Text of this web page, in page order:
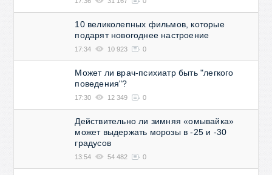
10 великолепных фильмов, которые
подарят новогоднее настроение
17:34 10 923 0
Может ли врач-психиатр быть "легкого
поведения"?
17:30 12 349 0
Действительно ли зимняя «омывайка»
может выдержать морозы в -25 и -30
градусов
13:54 54 482 0